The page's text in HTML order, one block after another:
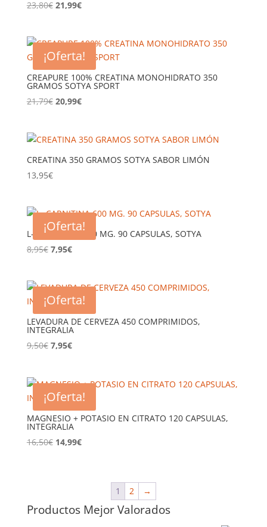
23,80€ El
era:
23,80€.
21,99€El
es:
21,99€.
¡Oferta!
CREAPURE 100% CREATINA MONOHIDRATO 350
GRAMOS SOTYA SPORT
21,79€ El
era:
21,79€.
20,99€El
es:
20,99€.
CREATINA 350 GRAMOS SOTYA SABOR LIMÓN
13,95€
¡Oferta!
L- CARNITINA 600 MG. 90 CAPSULAS, SOTYA
8,95€ El
era:
8,95€.
7,95€El
es:
7,95€.
¡Oferta!
LEVADURA DE CERVEZA 450 COMPRIMIDOS,
INTEGRALIA
9,50€ El
era:
9,50€.
7,95€El
es:
7,95€.
¡Oferta!
MAGNESIO + POTASIO EN CITRATO 120 CAPSULAS,
INTEGRALIA
16,50€ El
14,99€El
1 2 →
Productos Mejor Valorados